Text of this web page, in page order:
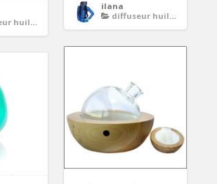
ilana
diffuseur huiles essentielles
essentielles